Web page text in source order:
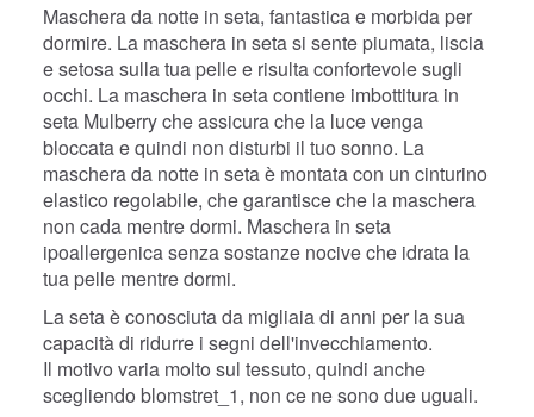
Maschera da notte in seta, fantastica e morbida per
dormire. La maschera in setasi sente piumata, liscia
e setosa sulla tua pelle e risulta confortevole sugli
occhi. La maschera in seta contiene imbottitura in
seta Mulberry che assicura che la luce venga
bloccata e quindi non disturbi il tuo sonno. La
maschera da notte in seta è montata con un cinturino
elastico regolabile, che garantisce che la maschera
non cada mentre dormi. Maschera in seta
ipoallergenica senza sostanze nocive che idrata la
tua pelle mentre dormi.
La seta è conosciuta da migliaia di anni per la sua
capacità di ridurre i segni dell'invecchiamento.
Il motivo varia molto sul tessuto, quindi anche
scegliendo blomstret_1, non ce ne sono due uguali.